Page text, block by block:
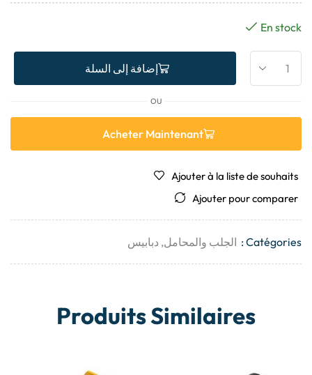
En stock
إضافة إلى السلة
OU
Acheter Maintenant
Ajouter à la liste de souhaits
Ajouter pour comparer
Catégories : الجلب والمحامل, دبابيس
Produits Similaires